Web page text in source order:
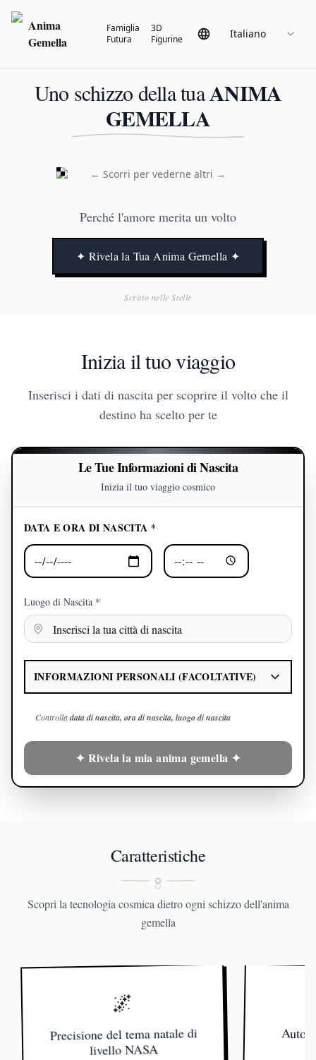
Anima
Gemella
Famiglia
Futura
3D
Figurine
Italiano
Uno schizzo della tuaANIMA
GEMELLA
← Scorri per vederne altri →
Perché l'amore merita un volto
✦ Rivela la Tua Anima Gemella ✦
Scritto nelle Stelle
Inizia il tuo viaggio
Inserisci i dati di nascita per scoprire il volto che il
destino ha scelto per te
Le Tue Informazioni di Nascita
Inizia il tuo viaggio cosmico
DATA E ORA DI NASCITA *
Luogo di Nascita *
INFORMAZIONI PERSONALI (FACOLTATIVE)
Controlladata di nascita, ora di nascita, luogo di nascita
✦ Rivela la mia anima gemella ✦
Caratteristiche
Scopri la tecnologia cosmica dietro ogni schizzo dell'anima
gemella
🌌
Precisione del tema natale di
livello NASA